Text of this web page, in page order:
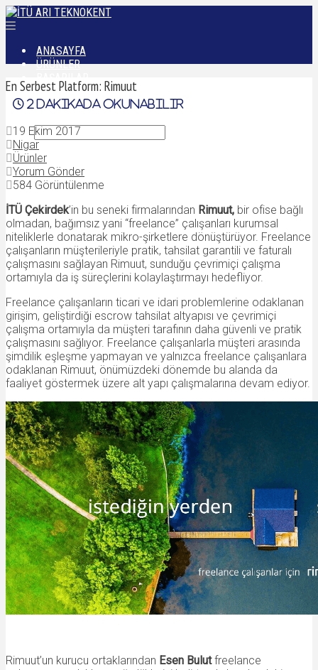
ANASAYFA
ÜRÜNLER
BAŞARILAR
DÜNYADAN
İLETIŞIM
En Serbest Platform: Rimuut
2 dakikada okunabilir
19 Ekim 2017
Nigar
Ürünler
Yorum Gönder
584 Görüntülenme
İTÜ Çekirdek’in bu seneki firmalarından Rimuut, bir ofise bağlı
olmadan, bağımsız yani “freelance” çalışanları kurumsal
niteliklerle donatarak mikro-şirketlere dönüştürüyor. Freelance
çalışanların müşterileriyle pratik, tahsilat garantili ve faturalı
çalışmasını sağlayan Rimuut, sunduğu çevrimiçi çalışma
ortamıyla da iş süreçlerini kolaylaştırmayı hedefliyor.
Freelance çalışanların ticari ve idari problemlerine odaklanan
girişim, geliştirdiği escrow tahsilat altyapısı ve çevrimiçi
çalışma ortamıyla da müşteri tarafının daha güvenli ve pratik
çalışmasını sağlıyor. Freelance çalışanlarla müşteri arasında
şimdilik eşleşme yapmayan ve yalnızca freelance çalışanlara
odaklanan Rimuut, önümüzdeki dönemde bu alanda da
faaliyet göstermek üzere alt yapı çalışmalarına devam ediyor.
Rimuut’un kurucu ortaklarından Esen Bulutfreelance